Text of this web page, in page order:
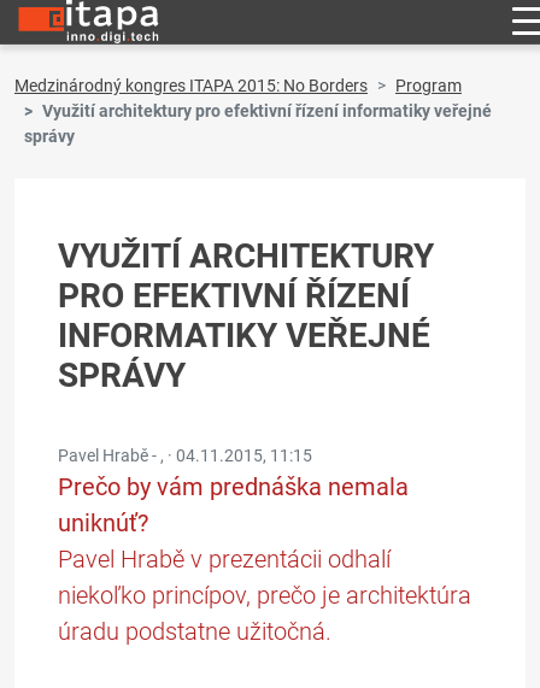
Medzinárodný kongres ITAPA 2015: No Borders
Program
Využití architektury pro efektivní řízení informatiky veřejné
správy
VYUŽITÍ ARCHITEKTURY
PRO EFEKTIVNÍ ŘÍZENÍ
INFORMATIKY VEŘEJNÉ
SPRÁVY
Pavel Hrabě - , · 04.11.2015, 11:15
Prečo by vám prednáška nemala
uniknúť?
Pavel Hrabě v prezentácii odhalí
niekoľko princípov, prečo je architektúra
úradu podstatne užitočná.